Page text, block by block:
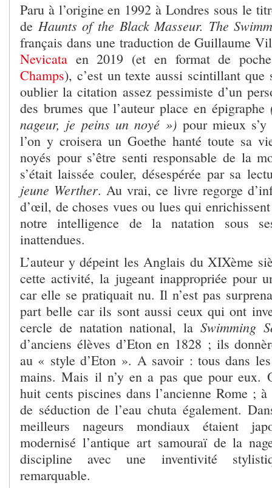
Paru à l’origine en 1992 à Londres sous le
de Haunts of the Black Masseur. The
français dans une traduction de Guillaume
Nevicata en 2019 (et en format de
Champs), c’est un texte aussi scintillant
oublier la citation assez pessimiste d’un
des brumes que l’auteur place en épigraphe
nageur, je peins un noyé ») pour mieux
l’on y croisera un Goethe hanté toute sa
noyés pour s’être senti responsable de la
s’était laissée couler, désespérée par sa
jeune Werther. Au vrai, ce livre regorge
d’œil, de choses vues ou lues qui
notre intelligence de la natation sous
inattendues.
L’auteur y dépeint les Anglais du XIXème
cette activité, la jugeant inappropriée pour
car elle se pratiquait nu. Il n’est pas
part belle car ils sont aussi ceux qui ont
cercle de natation national, la Swimming
d’anciens élèves d’Eton en 1828 ; ils
au « style d’Eton ». A savoir : tous dans
mains. Mais il n’y en a pas que pour eux.
huit cents piscines dans l’ancienne Rome ;
de séduction de l’eau chuta également.
meilleurs nageurs mondiaux étaient
modernisé l’antique art samouraï de la
discipline avec une inventivité
remarquable.